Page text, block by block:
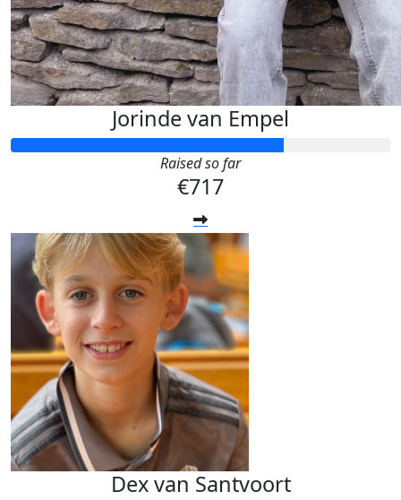
Jorinde van Empel
Raised so far
€717
Dex van Santvoort